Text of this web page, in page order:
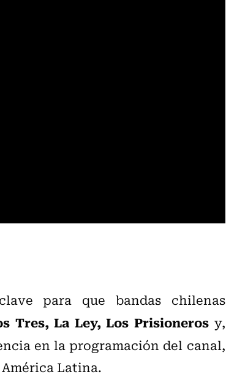
para que bandas chilenas
Tres, La Ley, Los Prisionerosy,
en la programación del canal,
Latina.